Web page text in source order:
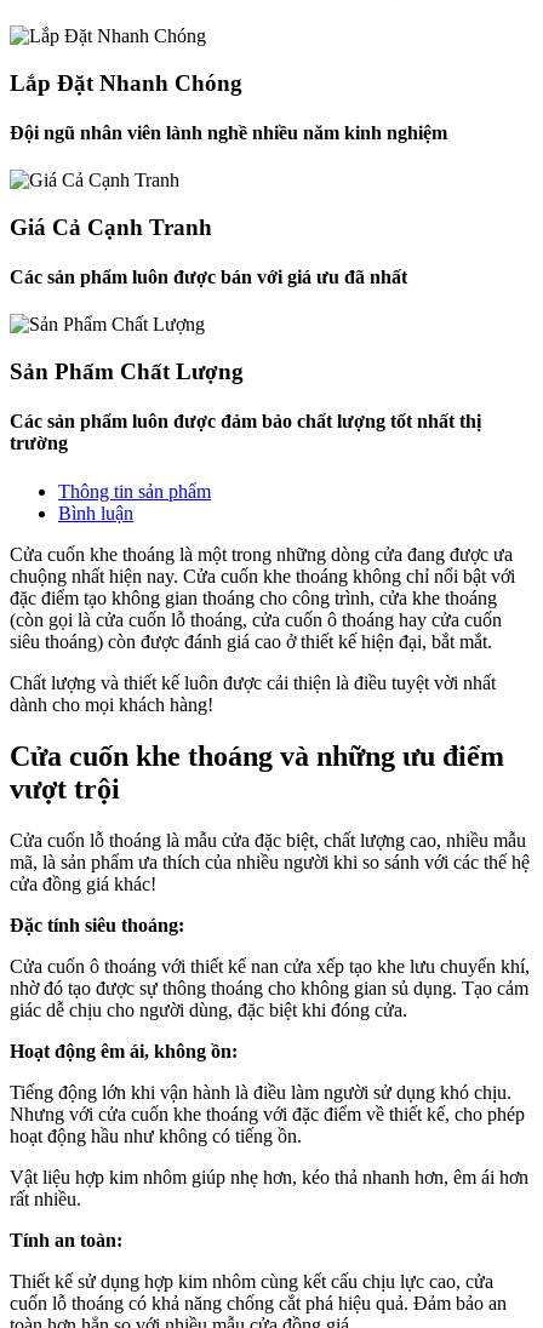
Lắp Đặt Nhanh Chóng
Đội ngũ nhân viên lành nghề nhiều năm kinh nghiệm
Giá Cả Cạnh Tranh
Các sản phẩm luôn được bán với giá ưu đã nhất
Sản Phẩm Chất Lượng
Các sản phẩm luôn được đảm bảo chất lượng tốt nhất thị
trường
Thông tin sản phẩm
Bình luận
Cửa cuốn khe thoáng là một trong những dòng cửa đang được ưa
chuộng nhất hiện nay. Cửa cuốn khe thoáng không chỉ nổi bật với
đặc điểm tạo không gian thoáng cho công trình, cửa khe thoáng
(còn gọi là cửa cuốn lỗ thoáng, cửa cuốn ô thoáng hay cửa cuốn
siêu thoáng) còn được đánh giá cao ở thiết kế hiện đại, bắt mắt.
Chất lượng và thiết kế luôn được cải thiện là điều tuyệt vời nhất
dành cho mọi khách hàng!
Cửa cuốn khe thoáng và những ưu điểm
vượt trội
Cửa cuốn lỗ thoáng là mẫu cửa đặc biệt, chất lượng cao, nhiều mẫu
mã, là sản phẩm ưa thích của nhiều người khi so sánh với các thế hệ
cửa đồng giá khác!
Đặc tính siêu thoáng:
Cửa cuốn ô thoáng với thiết kế nan cửa xếp tạo khe lưu chuyển khí,
nhờ đó tạo được sự thông thoáng cho không gian sủ dụng. Tạo cảm
giác dễ chịu cho người dùng, đặc biệt khi đóng cửa.
Hoạt động êm ái, không ồn:
Tiếng động lớn khi vận hành là điều làm người sử dụng khó chịu.
Nhưng với cửa cuốn khe thoáng với đặc điểm về thiết kế, cho phép
hoạt động hầu như không có tiếng ồn.
Vật liệu hợp kim nhôm giúp nhẹ hơn, kéo thả nhanh hơn, êm ái hơn
rất nhiều.
Tính an toàn:
Thiết kế sử dụng hợp kim nhôm cùng kết cấu chịu lực cao, cửa
cuốn lỗ thoáng có khả năng chống cắt phá hiệu quả. Đảm bảo an